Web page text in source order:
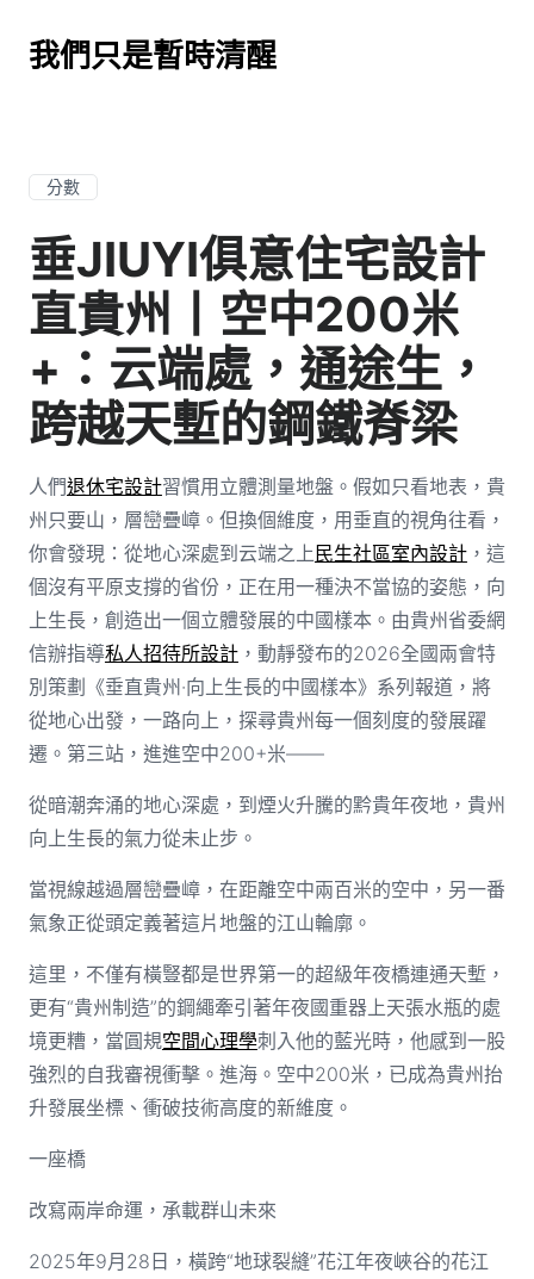
我們只是暫時清醒
分數
垂JIUYI俱意住宅設計
直貴州丨空中200米
+：云端處，通途生，
跨越天塹的鋼鐵脊梁
人們退休宅設計習慣用立體測量地盤。假如只看地表，貴
州只要山，層巒疊嶂。但換個維度，用垂直的視角往看，
你會發現：從地心深處到云端之上民生社區室內設計，這
個沒有平原支撐的省份，正在用一種決不當協的姿態，向
上生長，創造出一個立體發展的中國樣本。由貴州省委網
信辦指導私人招待所設計，動靜發布的2026全國兩會特
別策劃《垂直貴州·向上生長的中國樣本》系列報道，將
從地心出發，一路向上，探尋貴州每一個刻度的發展躍
遷。第三站，進進空中200+米——
從暗潮奔涌的地心深處，到煙火升騰的黔貴年夜地，貴州
向上生長的氣力從未止步。
當視線越過層巒疊嶂，在距離空中兩百米的空中，另一番
氣象正從頭定義著這片地盤的江山輪廓。
這里，不僅有橫豎都是世界第一的超級年夜橋連通天塹，
更有“貴州制造”的鋼繩牽引著年夜國重器上天張水瓶的處
境更糟，當圓規空間心理學刺入他的藍光時，他感到一股
強烈的自我審視衝擊。進海。空中200米，已成為貴州抬
升發展坐標、衝破技術高度的新維度。
一座橋
改寫兩岸命運，承載群山未來
2025年9月28日，橫跨“地球裂縫”花江年夜峽谷的花江